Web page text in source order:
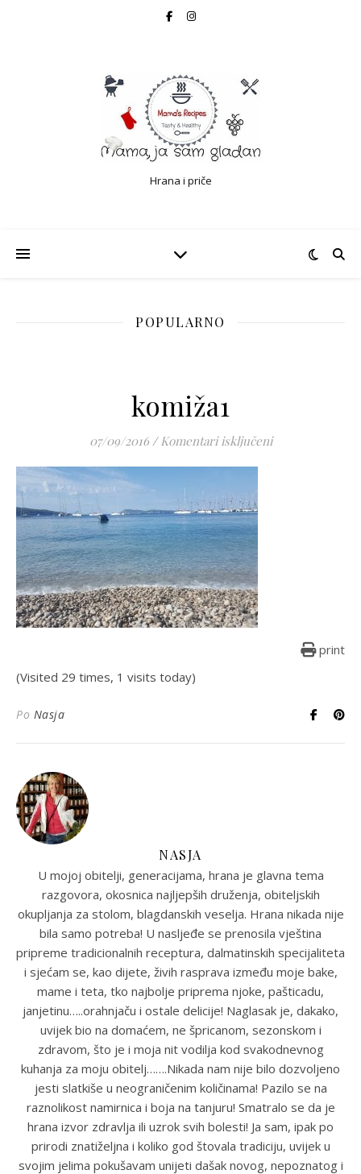
Hrana i priče
POPULARNO
komiža1
07/09/2016 / Komentari isključeniza komiža1
print
(Visited 29 times, 1 visits today)
Po Nasja
NASJA
U mojoj obitelji, generacijama, hrana je glavna tema
razgovora, okosnica najljepših druženja, obiteljskih
okupljanja za stolom, blagdanskih veselja. Hrana nikada nije
bila samo potreba! U nasljeđe se prenosila vještina
pripreme tradicionalnih receptura, dalmatinskih specijaliteta
i sjećam se, kao dijete, živih rasprava između moje bake,
mame i teta, tko najbolje priprema njoke, pašticadu,
janjetinu…..orahnjaču i ostale delicije! Naglasak je, dakako,
uvijek bio na domaćem, ne špricanom, sezonskom i
zdravom, što je i moja nit vodilja kod svakodnevnog
kuhanja za moju obitelj…….Nikada nam nije bilo dozvoljeno
jesti slatkiše u neograničenim količinama! Pazilo se na
raznolikost namirnica i boja na tanjuru! Smatralo se da je
hrana izvor zdravlja ili uzrok svih bolesti! Ja sam, ipak po
prirodi znatiželjna i koliko god štovala tradiciju, uvijek u
svojim jelima pokušavam unijeti dašak novog, nepoznatog i